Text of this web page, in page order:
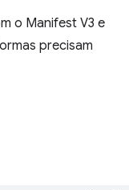
o Manifest V3 e
precisam